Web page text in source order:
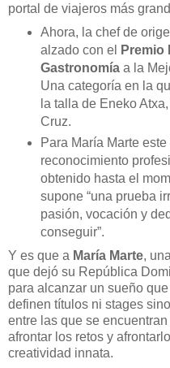
portal de viajeros más
Ahora, la chef de
alzado con el
Premio
Gastronomíaa la
Una categoría en la
la talla de Eneko
Cruz.
Para María Marte
reconocimiento
obtenido hasta el
supone “una prueba
pasión, vocación y
conseguir”.
Y es que a María Marte,
que dejó su República
para alcanzar un sueño
definen títulos ni stages
entre las que se
afrontar los retos y
creatividad innata.